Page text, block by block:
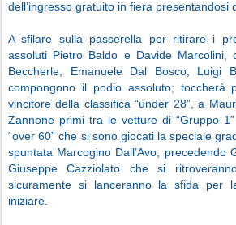
dell’ingresso gratuito in fiera presentandosi
A sfilare sulla passerella per ritirare i
assoluti Pietro Baldo e Davide Marcolini,
Beccherle, Emanuele Dal Bosco, Luigi
compongono il podio assoluto; toccherà
vincitore della classifica “under 28”, a
Zannone primi tra le vetture di “Gruppo
“over 60” che si sono giocati la speciale
spuntata Marcogino Dall’Avo, precedendo
Giuseppe Cazziolato che si
sicuramente si lanceranno la sfida per
iniziare.